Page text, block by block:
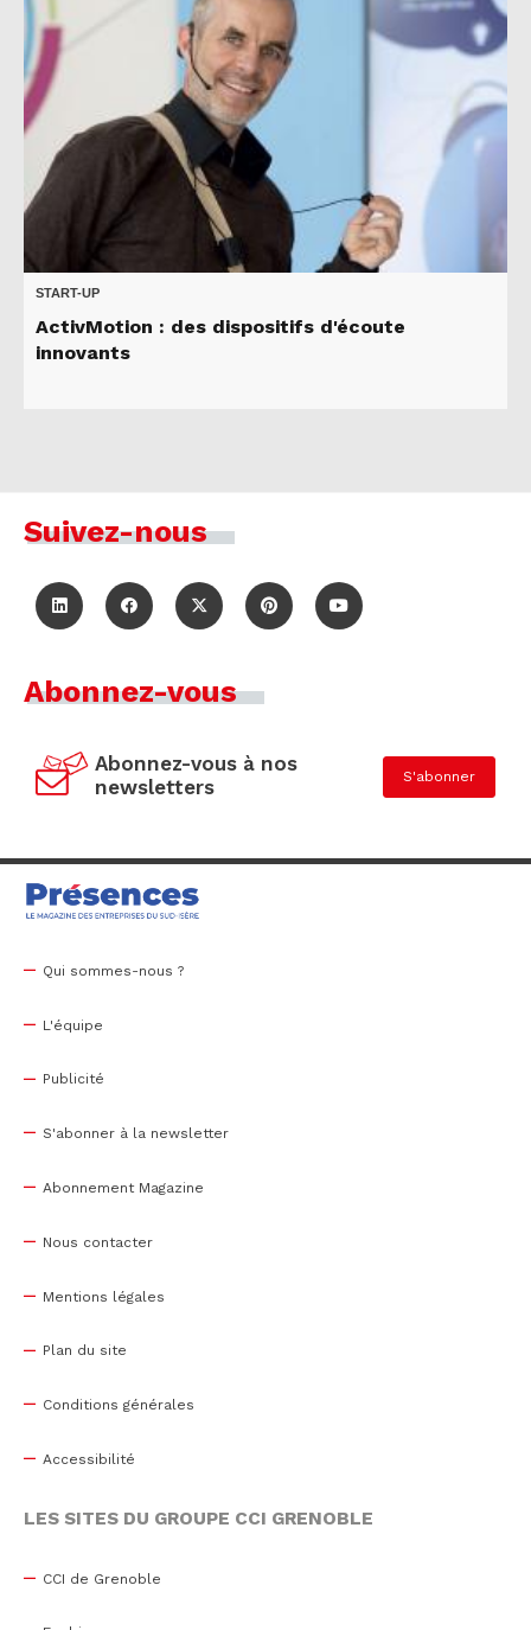
START-UP
ActivMotion : des dispositifs d'écoute
innovants
Suivez-nous
Abonnez-vous
Abonnez-vous à nos
newsletters
S'abonner
Qui sommes-nous ?
L'équipe
Publicité
S'abonner à la newsletter
Abonnement Magazine
Nous contacter
Mentions légales
Plan du site
Conditions générales
Accessibilité
LES SITES DU GROUPE CCI GRENOBLE
CCI de Grenoble